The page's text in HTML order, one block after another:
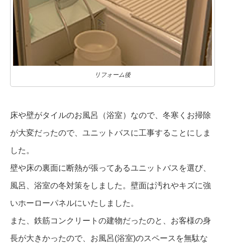
リフォーム後
床や壁がタイルのお風呂（浴室）なので、冬寒くお掃除
が大変だったので、ユニットバスに工事することにしま
した。
壁や床の裏面に断熱が張ってあるユニットバスを選び、
風呂、浴室の冬対策をしました。壁面は汚れやキズに強
いホーローパネルにいたしました。
また、鉄筋コンクリートの建物だったのと、お客様の身
長が大きかったので、お風呂(浴室)のスペースを無駄な